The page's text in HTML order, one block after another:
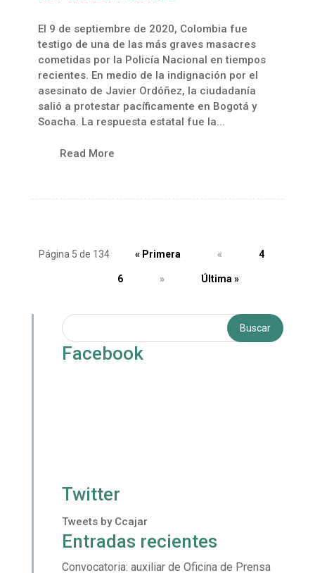
El 9 de septiembre de 2020, Colombia fue
testigo de una de las más graves masacres
cometidas por la Policía Nacional en tiempos
recientes. En medio de la indignación por el
asesinato de Javier Ordóñez, la ciudadanía
salió a protestar pacíficamente en Bogotá y
Soacha. La respuesta estatal fue la...
Read More
Página 5 de 134 « Primera « 4
6 » Última »
Facebook
Twitter
Tweets by Ccajar
Entradas recientes
Convocatoria: auxiliar de Oficina de Prensa